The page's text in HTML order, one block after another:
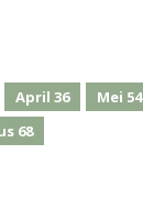
April 36 Mei 54
68